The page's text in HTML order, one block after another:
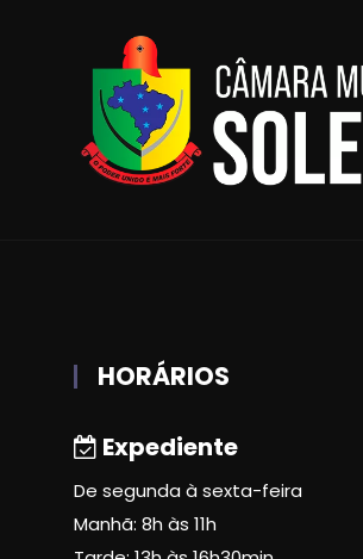
HORÁRIOS
Expediente
De segunda à sexta-feira
Manhã: 8h às 11h